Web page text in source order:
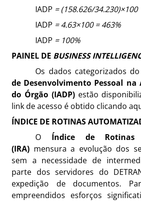
IADP = (158.626/34.230)×100
IADP = 4.63×100 = 463%
IADP = 100%
PAINEL DE BUSINESS
Os dados categorizados do
de Desenvolvimento Pessoal na
do Órgão (IADP) estão
link de acesso é obtido clicando
ÍNDICE DE ROTINAS
O Índice de Rotinas
(IRA) mensura a evolução dos
sem a necessidade de
parte dos servidores do
expedição de documentos.
empreendidos esforços